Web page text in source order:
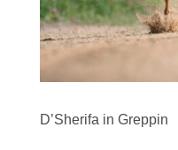
D’Sherifa in Greppin